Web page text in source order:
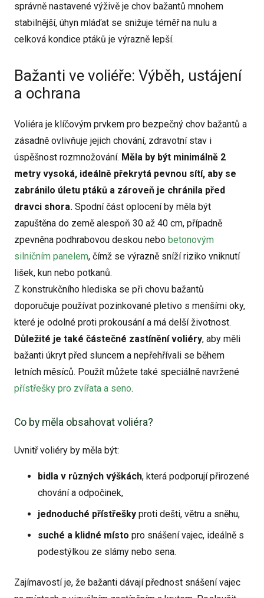
správně nastavené výživě je chov bažantů mnohem
stabilnější, úhyn mláďat se snižuje téměř na nulu a
celková kondice ptáků je výrazně lepší.
Bažanti ve voliéře: Výběh, ustájení
a ochrana
Voliéra je klíčovým prvkem pro bezpečný chov bažantů a
zásadně ovlivňuje jejich chování, zdravotní stav i
úspěšnost rozmnožování. Měla by být minimálně 2
metry vysoká, ideálně překrytá pevnou sítí, aby se
zabránilo úletu ptáků a zároveň je chránila před
dravci shora. Spodní část oplocení by měla být
zapuštěna do země alespoň 30 až 40 cm, případně
zpevněna podhrabovou deskou nebo betonovým
silničním panelem, čímž se výrazně sníží riziko vniknutí
lišek, kun nebo potkanů.
Z konstrukčního hlediska se při chovu bažantů
doporučuje používat pozinkované pletivo s menšími oky,
které je odolné proti prokousání a má delší životnost.
Důležité je také částečné zastínění voliéry, aby měli
bažanti úkryt před sluncem a nepřehřívali se během
letních měsíců. Použít můžete také speciálně navržené
přístřešky pro zvířata a seno.
Co by měla obsahovat voliéra?
Uvnitř voliéry by měla být:
bidla v různých výškách, která podporují přirozené
chování a odpočinek,
jednoduché přístřešky proti dešti, větru a sněhu,
suché a klidné místo pro snášení vajec, ideálně s
podestýlkou ze slámy nebo sena.
Zajímavostí je, že bažanti dávají přednost snášení vajec